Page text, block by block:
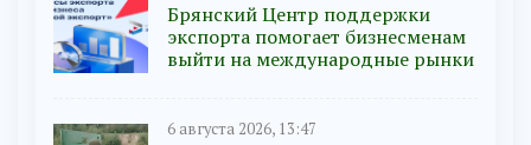
Брянский Центр поддержки
экспорта помогает бизнесменам
выйти на международные рынки
6 августа 2026, 13:47